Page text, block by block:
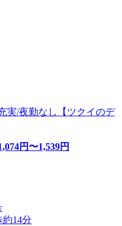
実/夜勤なし【ツクイのデ
円〜1,539円
14分